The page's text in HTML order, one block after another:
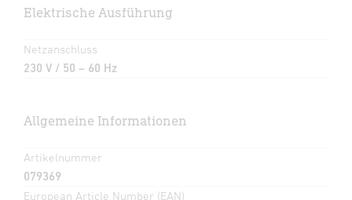
Elektrische Ausführung
Netzanschluss
230 V / 50 – 60 Hz
Allgemeine Informationen
Artikelnummer
079369
European Article Number (EAN)